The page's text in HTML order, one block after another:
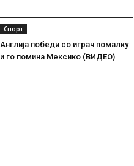
Спорт
Англија победи со играч помалку
и го помина Мексико (ВИДЕО)